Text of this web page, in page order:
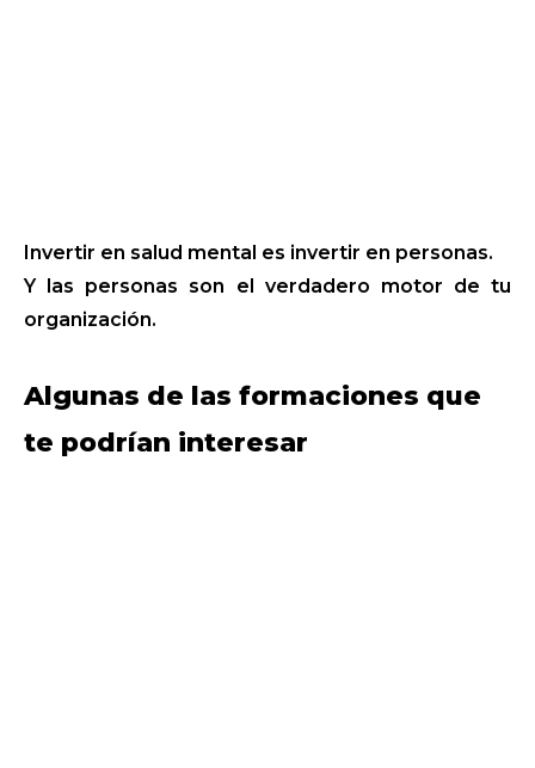
Invertir en salud mental es invertir en personas.
Y las personas son el verdadero motor de tu
organización.
Algunas de las formaciones que
te podrían interesar